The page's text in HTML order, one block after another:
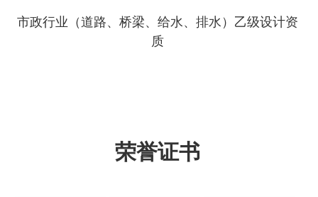
市政行业（道路、桥梁、给水、排水）乙级设计资
质
荣誉证书